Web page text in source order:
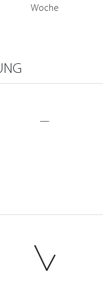
Woche
—